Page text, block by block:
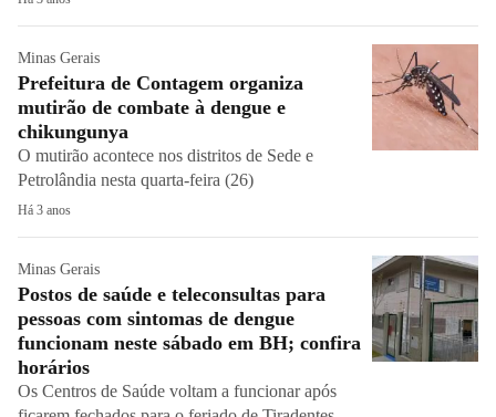
Minas Gerais
Prefeitura de Contagem organiza
mutirão de combate à dengue e
chikungunya
O mutirão acontece nos distritos de Sede e
Petrolândia nesta quarta-feira (26)
Há 3 anos
Minas Gerais
Postos de saúde e teleconsultas para
pessoas com sintomas de dengue
funcionam neste sábado em BH; confira
horários
Os Centros de Saúde voltam a funcionar após